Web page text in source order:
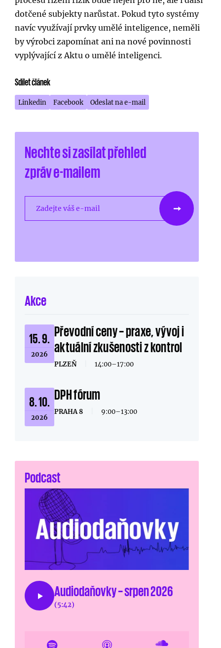
dotčené subjekty narůstat. Pokud tyto systémy
navíc využívají prvky umělé inteligence, neměli
by výrobci zapomínat ani na nové povinnosti
vyplývající z Aktu o umělé inteligenci.
Sdílet článek
Linkedin Facebook Odeslat na e-mail
Nechte si zasílat přehled
zpráv e-mailem
Zadejte váš e-mail
Akce
15. 9.
2026
Převodní ceny – praxe, vývoj i
aktuální zkušenosti z kontrol
PLZEŇ 14:00–17:00
8. 10.
2026
DPH fórum
PRAHA 8 9:00–13:00
Podcast
Audiodaňovky – srpen 2026
(5:42)